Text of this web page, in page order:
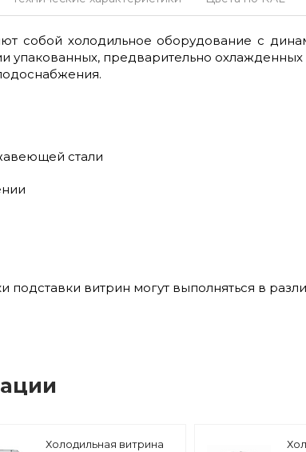
собой холодильное оборудование с
упакованных, предварительно
стали
витрин могут выполняться в
Холодильная витрина